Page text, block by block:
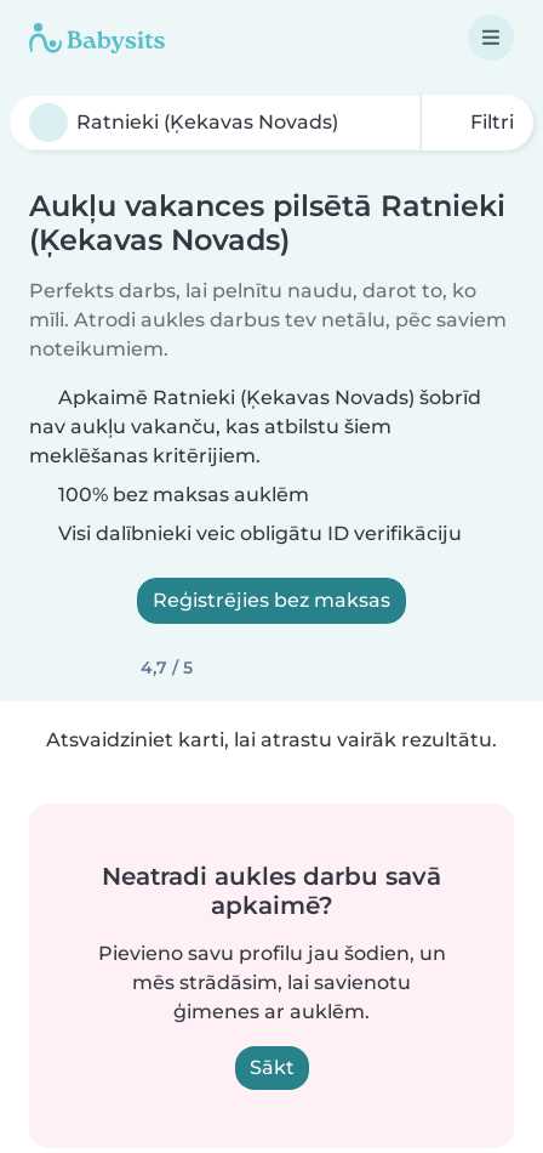
Filtri
Aukļu vakances pilsētā Ratnieki
(Ķekavas Novads)
Perfekts darbs, lai pelnītu naudu, darot to, ko
mīli. Atrodi aukles darbus tev netālu, pēc saviem
noteikumiem.
Apkaimē Ratnieki (Ķekavas Novads) šobrīd
nav aukļu vakanču, kas atbilstu šiem
meklēšanas kritērijiem.
100% bez maksas auklēm
Visi dalībnieki veic obligātu ID verifikāciju
Reģistrējies bez maksas
4,7 / 5
Atsvaidziniet karti, lai atrastu vairāk rezultātu.
Neatradi aukles darbu savā
apkaimē?
Pievieno savu profilu jau šodien, un
mēs strādāsim, lai savienotu
ģimenes ar auklēm.
Sākt